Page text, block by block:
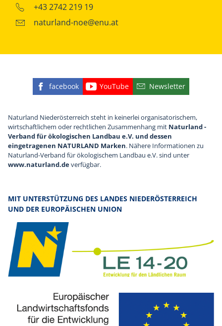
+43 2742 219 19
naturland-noe@enu.at
Finden Sie die eNu auf Facebook
facebook Besuchen Sie den
YouTube Abonnieren Sie
Newsletter
Naturland Niederösterreich steht in keinerlei organisatorischem,
wirtschaftlichem oder rechtlichen Zusammenhang mit Naturland -
Verband für ökologischen Landbau e.V. und dessen
eingetragenen NATURLAND Marken. Nähere Informationen zu
Naturland-Verband für ökologischem Landbau e.V. sind unter
www.naturland.deverfügbar.
MIT UNTERSTÜTZUNG DES LANDES NIEDERÖSTERREICH
UND DER EUROPÄISCHEN UNION